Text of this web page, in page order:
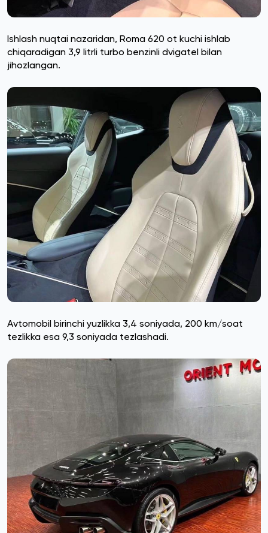
Ishlash nuqtai nazaridan, Roma 620 ot kuchi ishlab
chiqaradigan 3,9 litrli turbo benzinli dvigatel bilan
jihozlangan.
Avtomobil birinchi yuzlikka 3,4 soniyada, 200 km/soat
tezlikka esa 9,3 soniyada tezlashadi.